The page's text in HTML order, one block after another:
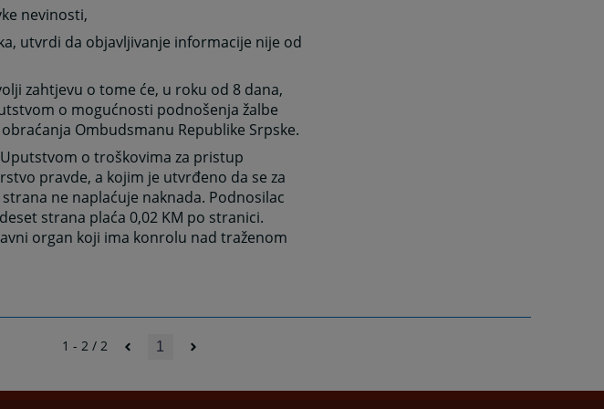
nevinosti,
utvrdi da objavljivanje informacije nije od
zahtjevu o tome će, u roku od 8 dana,
o mogućnosti podnošenja žalbe
Ombudsmanu Republike Srpske.
o troškovima za pristup
pravde, a kojim je utvrđeno da se za
ne naplaćuje naknada. Podnosilac
strana plaća 0,02 KM po stranici.
organ koji ima konrolu nad traženom
1 - 2 / 2 1